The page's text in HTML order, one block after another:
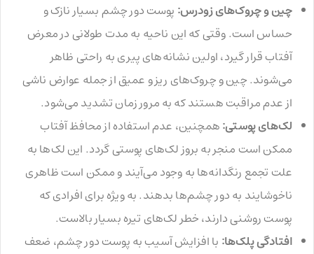
چین و چروک‌های زودرس: پوست دور چشم بسیار نازک و
حساس است. وقتی که این ناحیه به مدت طولانی در معرض
آفتاب قرار گیرد، اولین نشانه‌های پیری به راحتی ظاهر
می‌شوند. چین و چروک‌های ریز و عمیق از جمله عوارض ناشی
از عدم مراقبت هستند که به مرور زمان تشدید می‌شود.
لک‌های پوستی:همچنین، عدم استفاده از محافظ آفتاب
ممکن است منجر به بروز لک‌های پوستی گردد. این لک‌ها به
علت تجمع رنگدانه‌ها به وجود می‌آیند و ممکن است ظاهری
ناخوشایند به دور چشم‌ها بدهند. به ویژه برای افرادی که
پوست روشنی دارند، خطر لک‌های تیره بسیار بالاست.
افتادگی پلک‌ها: با افزایش آسیب به پوست دور چشم، ضعف